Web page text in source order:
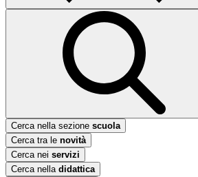
Cerca nella sezione scuola
Cerca tra le novità
Cerca nei servizi
Cerca nella didattica